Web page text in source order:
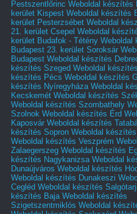
Pestszentlőrinc Weboldal készítés
kerület Kispest Weboldal készítés
kerület Pesterzsébet Weboldal
21. kerület Csepel Weboldal
kerület Budafok - Tétény Weboldal
Budapest 23. kerület Soroksár
Budapest Weboldal készítés
készítés Szeged Weboldal
készítés Pécs Weboldal készítés
készítés Nyíregyháza Weboldal
Kecskemét Weboldal készítés
Weboldal készítés Szombathely
Szolnok Weboldal készítés Érd
Kaposvár Weboldal készítés
készítés Sopron Weboldal
Weboldal készítés Veszprém
Zalaegerszeg Weboldal készítés
készítés Nagykanizsa Weboldal
Dunaújváros Weboldal készítés
Weboldal készítés Dunakeszi
Cegléd Weboldal készítés
készítés Baja Weboldal készítés
Szigetszentmiklós Weboldal